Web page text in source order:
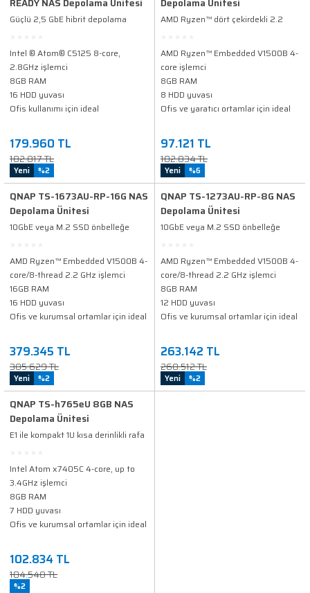
READY NAS Depolama Ünitesi
Güçlü 2,5 GbE hibrit depolama
performans ve 16 yuvalı yüksek
kapasite ve uzun süreli
kullanılabilirlik
Intel ® Atom® C5125 8-core,
2.8GHz işlemci
8GB RAM
16 HDD yuvası
Ofis kullanımı için ideal
179.960 TL
182.817 TL
Yeni %2
Depolama Ünitesi
AMD Ryzen™ dört çekirdekli 2.2
hızlı bağlantı ve M.2 SSD eklemek
için M.2 NVMe SSD ve PCIe
genişletmeyi destekler
AMD Ryzen™ Embedded V1500B 4-
core işlemci
8GB RAM
8 HDD yuvası
Ofis ve yaratıcı ortamlar için ideal
97.121 TL
102.834 TL
Yeni %6
QNAP TS-1673AU-RP-16G NAS
Depolama Ünitesi
10GbE veya M.2 SSD önbelleğe
uygulamalar için PCIe
genişletilebilirliği
AMD Ryzen™ Embedded V1500B 4-
core/8-thread 2.2 GHz işlemci
16GB RAM
16 HDD yuvası
Ofis ve kurumsal ortamlar için ideal
379.345 TL
385.629 TL
Yeni %2
QNAP TS-1273AU-RP-8G NAS
Depolama Ünitesi
10GbE veya M.2 SSD önbelleğe
uygulamalar için PCIe
genişletilebilirliği
AMD Ryzen™ Embedded V1500B 4-
core/8-thread 2.2 GHz işlemci
8GB RAM
12 HDD yuvası
Ofis ve kurumsal ortamlar için ideal
263.142 TL
268.512 TL
Yeni %2
QNAP TS-h765eU 8GB NAS
Depolama Ünitesi
E1 ile kompakt 1U kısa derinlikli rafa
yuvaları ve 10 GbE genişletilebilirlik
Intel Atom x7405C 4-core, up to
3.4GHz işlemci
8GB RAM
7 HDD yuvası
Ofis ve kurumsal ortamlar için ideal
102.834 TL
104.548 TL
%2